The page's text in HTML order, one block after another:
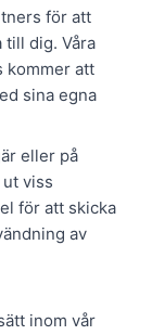
för att
till dig. Våra
kommer att
sina egna
eller på
viss
för att skicka
av
inom vår